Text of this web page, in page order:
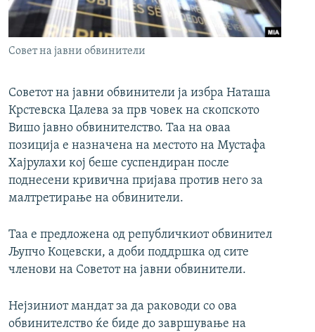
Совет на јавни обвинители
Советот на јавни обвинители ја избра Наташа
Крстевска Цалева за прв човек на скопското
Вишо јавно обвинителство. Таа на оваа
позиција е назначена на местото на Мустафа
Хајрулахи кој беше суспендиран после
поднесени кривична пријава против него за
малтретирање на обвинители.
Таа е предложена од републичкиот обвинител
Љупчо Коцевски, а доби поддршка од сите
членови на Советот на јавни обвинители.
Нејзиниот мандат за да раководи со ова
обвинителство ќе биде до завршување на